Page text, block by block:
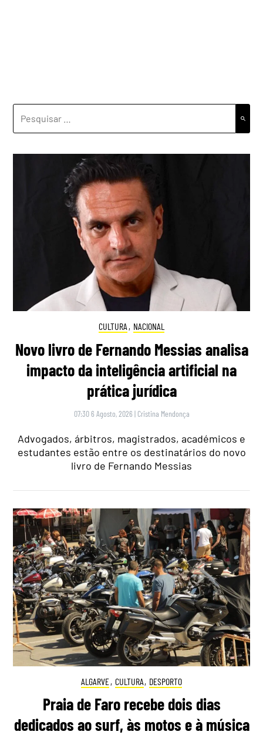
POR:
CULTURA , NACIONAL
Novo livro de Fernando Messias analisa
impacto da inteligência artificial na
prática jurídica
07:30 6 Agosto, 2026 | Cristina Mendonça
Advogados, árbitros, magistrados, académicos e
estudantes estão entre os destinatários do novo
livro de Fernando Messias
ALGARVE, CULTURA, DESPORTO
Praia de Faro recebe dois dias
dedicados ao surf, às motos e à música